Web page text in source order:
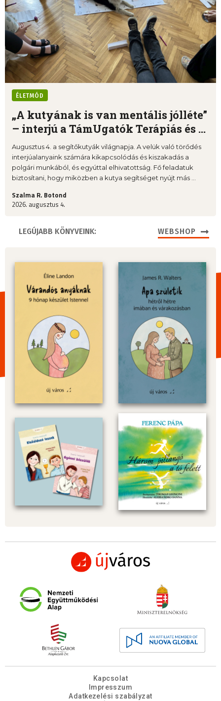
ÉLETMÓD
„A kutyának is van mentális jólléte”
– interjú a TámUgatók Terápiás és ...
Augusztus 4. a segítőkutyák világnapja. A velük való törődés
interjúalanyaink számára kikapcsolódás és kiszakadás a
polgári munkából, és egyúttal elhivatottság. Fő feladatuk
biztosítani, hogy miközben a kutya segítséget nyújt más ...
Szalma R. Botond
2026. augusztus 4.
LEGÚJABB KÖNYVEINK: WEBSHOP
Kapcsolat
Impresszum
Adatkezelési szabályzat